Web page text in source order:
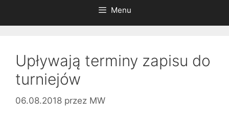
Menu
Upływają terminy zapisu do
turniejów
06.08.2018 przez MW